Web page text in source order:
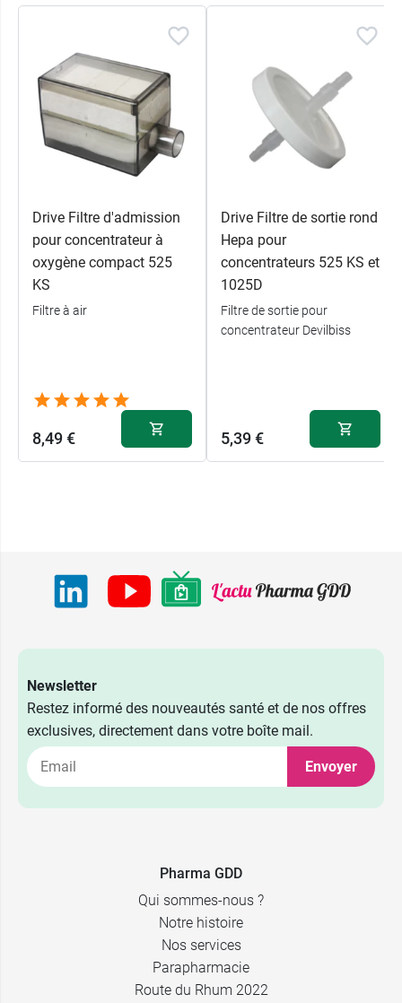
Drive Filtre d'admission
pour concentrateur à
oxygène compact 525
KS
Filtre à air
8,49 €
Drive Filtre de sortie rond
Hepa pour
concentrateurs 525 KS et
1025D
Filtre de sortie pour
concentrateur Devilbiss
5,39 €
Newsletter
Restez informé des nouveautés santé et de nos offres
exclusives, directement dans votre boîte mail.
Envoyer
Pharma GDD
Qui sommes-nous ?
Notre histoire
Nos services
Parapharmacie
Route du Rhum 2022